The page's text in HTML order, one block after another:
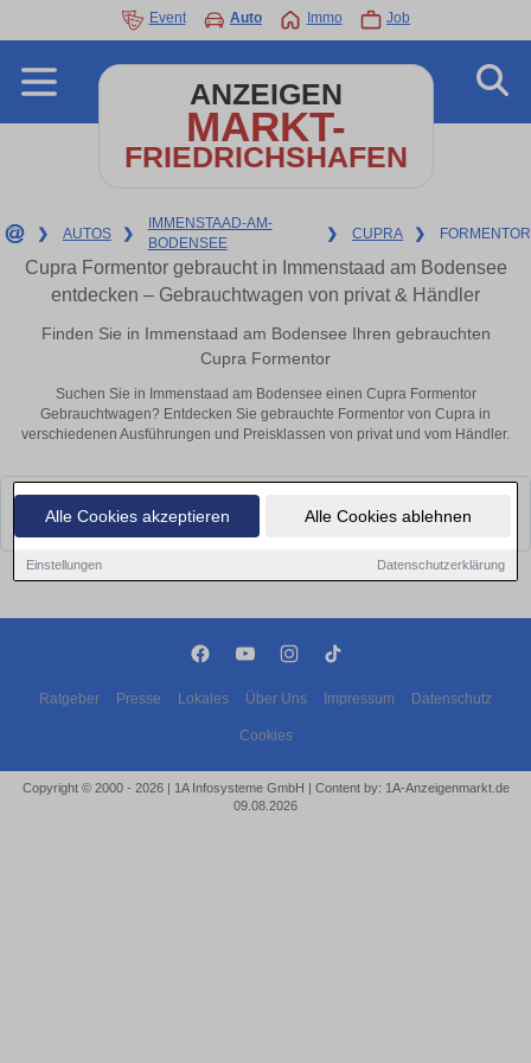
Alle Cookies akzeptieren Alle Cookies ablehnen
Einstellungen Datenschutzerklärung
Event Auto Immo Job
ANZEIGEN
MARKT-
FRIEDRICHSHAFEN
❯ AUTOS ❯
IMMENSTAAD-AM-
BODENSEE
❯ CUPRA ❯ FORMENTOR
Cupra Formentor gebraucht in Immenstaad am Bodensee
entdecken – Gebrauchtwagen von privat & Händler
Finden Sie in Immenstaad am Bodensee Ihren gebrauchten
Cupra Formentor
Suchen Sie in Immenstaad am Bodensee einen Cupra Formentor
Gebrauchtwagen? Entdecken Sie gebrauchte Formentor von Cupra in
verschiedenen Ausführungen und Preisklassen von privat und vom Händler.
Leider konnten wir derzeit keine passenden Autos finden. Schauen Sie
bald wieder vorbei!
Ratgeber Presse Lokales Über Uns Impressum Datenschutz
Cookies
Copyright © 2000 - 2026 | 1A Infosysteme GmbH | Content by: 1A-Anzeigenmarkt.de
09.08.2026